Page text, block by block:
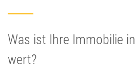
Was ist Ihre Immobilie in
wert?